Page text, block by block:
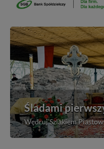
Śladami
Wędruj Szlakiem